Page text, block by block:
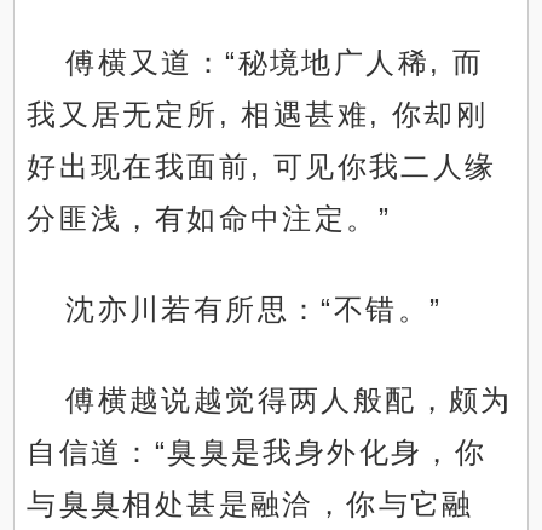
傅横又道：“秘境地广人稀, 而
我又居无定所, 相遇甚难, 你却刚
好出现在我面前, 可见你我二人缘
分匪浅，有如命中注定。”
沈亦川若有所思：“不错。”
傅横越说越觉得两人般配，颇为
自信道：“臭臭是我身外化身，你
与臭臭相处甚是融洽，你与它融